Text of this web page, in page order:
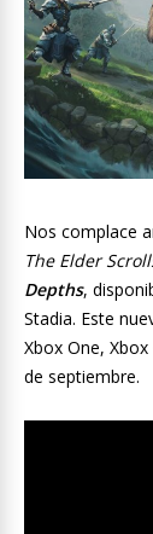
Nos complace
The Elder
Depths,
Stadia. Este
Xbox One,
de septiembre.